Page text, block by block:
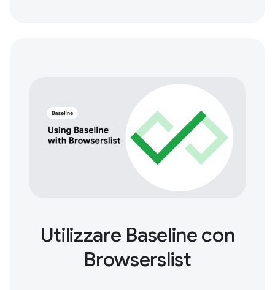
Utilizzare Baseline con
Browserslist